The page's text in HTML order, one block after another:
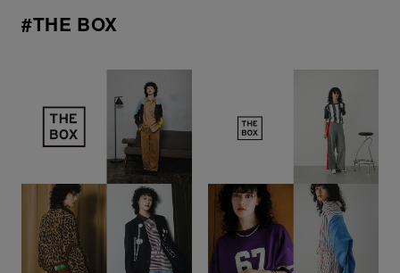
#THE BOX